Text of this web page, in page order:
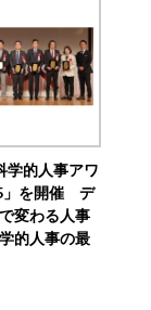
学的人事アワ
」を開催 デ
変わる人事
的人事の最